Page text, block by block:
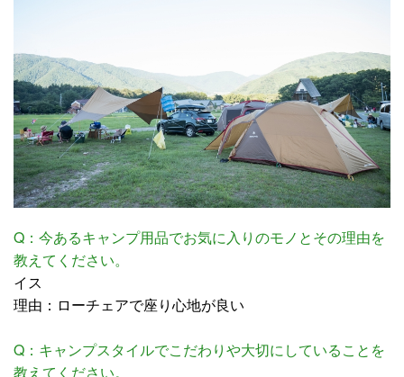
Q：今あるキャンプ用品でお気に入りのモノとその理由を
教えてください。
イス
理由：ローチェアで座り心地が良い
Q：キャンプスタイルでこだわりや大切にしていることを
教えてください。